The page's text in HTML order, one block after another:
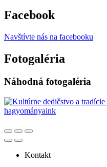
Facebook
Navštívte nás na facebooku
Fotogaléria
Náhodná fotogaléria
Kontakt